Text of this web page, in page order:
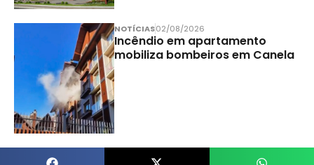
NOTÍCIAS02/08/2026
Incêndio em apartamento
mobiliza bombeiros em Canela